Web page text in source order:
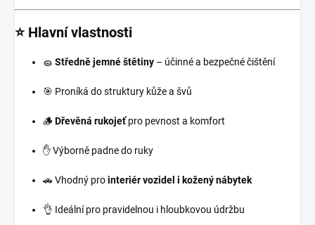
⭐ Hlavní vlastnosti
🧽 Středně jemné štětiny – účinné a bezpečné čištění
🎯 Proníká do struktury kůže a švů
🪵 Dřevěná rukojeťpro pevnost a komfort
✋ Výborně padne do ruky
🚗 Vhodný prointeriér vozidel i kožený nábytek
👌 Ideální pro pravidelnou i hloubkovou údržbu